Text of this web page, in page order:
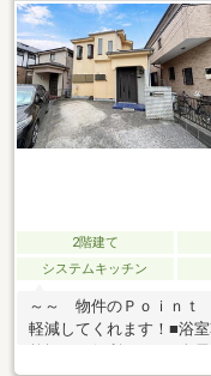
徒歩8分(約630m)■ ご希
━━━━━・・・物件の詳
ださい。
2階建て
システムキッチン
～～ 物件のＰｏｉｎｔ
軽減してくれます！■浴
乾燥にも便利です！■全